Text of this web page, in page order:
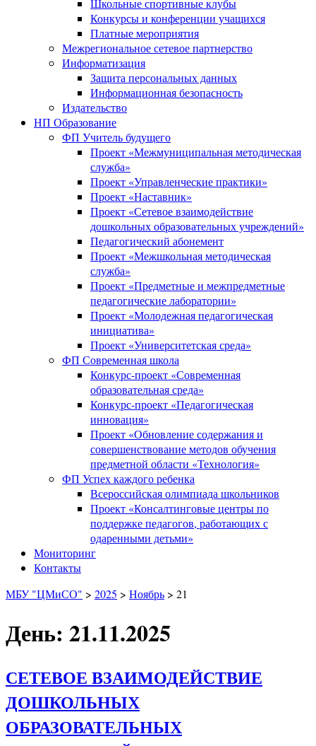
Школьные спортивные клубы
Конкурсы и конференции учащихся
Платные мероприятия
Межрегиональное сетевое партнерство
Информатизация
Защита персональных данных
Информационная безопасность
Издательство
НП Образование
ФП Учитель будущего
Проект «Межмуниципальная методическая
служба»
Проект «Управленческие практики»
Проект «Наставник»
Проект «Сетевое взаимодействие
дошкольных образовательных учреждений»
Педагогический абонемент
Проект «Межшкольная методическая
служба»
Проект «Предметные и межпредметные
педагогические лаборатории»
Проект «Молодежная педагогическая
инициатива»
Проект «Университетская среда»
ФП Современная школа
Конкурс-проект «Современная
образовательная среда»
Конкурс-проект «Педагогическая
инновация»
Проект «Обновление содержания и
совершенствование методов обучения
предметной области «Технология»
ФП Успех каждого ребенка
Всероссийская олимпиада школьников
Проект «Консалтинговые центры по
поддержке педагогов, работающих с
одаренными детьми»
Мониторинг
Контакты
МБУ "ЦМиСО" > 2025 > Ноябрь > 21
День: 21.11.2025
СЕТЕВОЕ ВЗАИМОДЕЙСТВИЕ
ДОШКОЛЬНЫХ
ОБРАЗОВАТЕЛЬНЫХ